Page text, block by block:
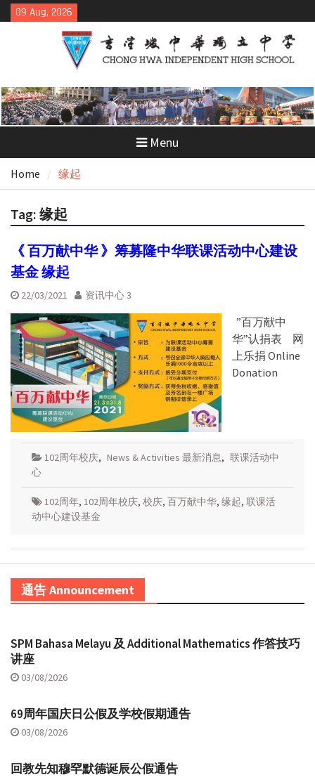
Skip
to
09 Aug, 2026
Menu
Home 缘起
Tag: 缘起
《 百万献中华 》筹募隆中华联课活动中心建设
基金 缘起
22/03/2021 资讯中心 3
”百万献中
华”认捐表 网
上乐捐 Online
Donation
102周年校庆, News & Activities 最新消息, 联课活动中
心
102周年, 102周年校庆, 校庆, 百万献中华, 缘起, 联课活
动中心建设基金
通告 Announcement
SPM Bahasa Melayu 及 Additional Mathematics 作答技巧
讲座
03/08/2026
69周年国庆日公假及学校假期通告
03/08/2026
回教先知穆罕默德诞辰公假通告